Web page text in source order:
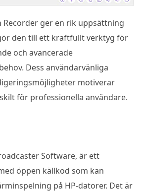
Recorder ger en rik uppsättning
den till ett kraftfullt verktyg för
och avancerade
Dess användarvänliga
motiverar
för professionella användare.
Software, är ett
öppen källkod som kan
på HP-datorer. Det är